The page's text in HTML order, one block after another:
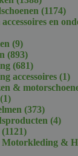
producten
11741174
en
99
producten
893893
producten
681681
producten
accessoires 11
&
11
product
373373
producten
44
11211121
producten
&